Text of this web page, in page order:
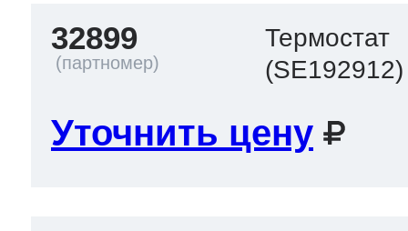
32899
Термостат
(SE192912)
Уточнить цену